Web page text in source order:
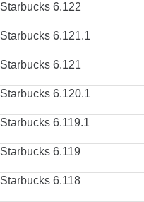
Starbucks 6.122
Starbucks 6.121.1
Starbucks 6.121
Starbucks 6.120.1
Starbucks 6.119.1
Starbucks 6.119
Starbucks 6.118